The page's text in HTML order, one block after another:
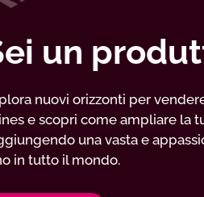
un
nuovi orizzonti per
e scopri come ampliare la
una vasta e
in tutto il mondo.